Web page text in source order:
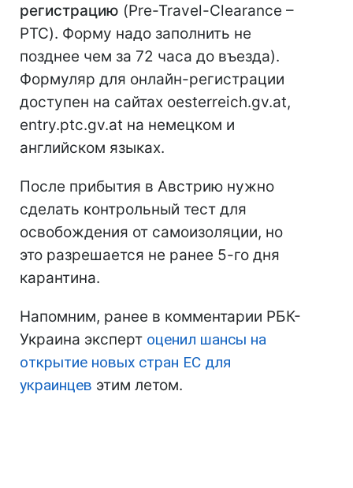
регистрацию (Pre-Travel-Clearance –
PTC). Форму надо заполнить не
позднее чем за 72 часа до въезда).
Формуляр для онлайн-регистрации
доступен на сайтах oesterreich.gv.at,
entry.ptc.gv.at на немецком и
английском языках.
После прибытия в Австрию нужно
сделать контрольный тест для
освобождения от самоизоляции, но
это разрешается не ранее 5-го дня
карантина.
Напомним, ранее в комментарии РБК-
Украина эксперт оценил шансы на
открытие новых стран ЕС для
украинцев этим летом.